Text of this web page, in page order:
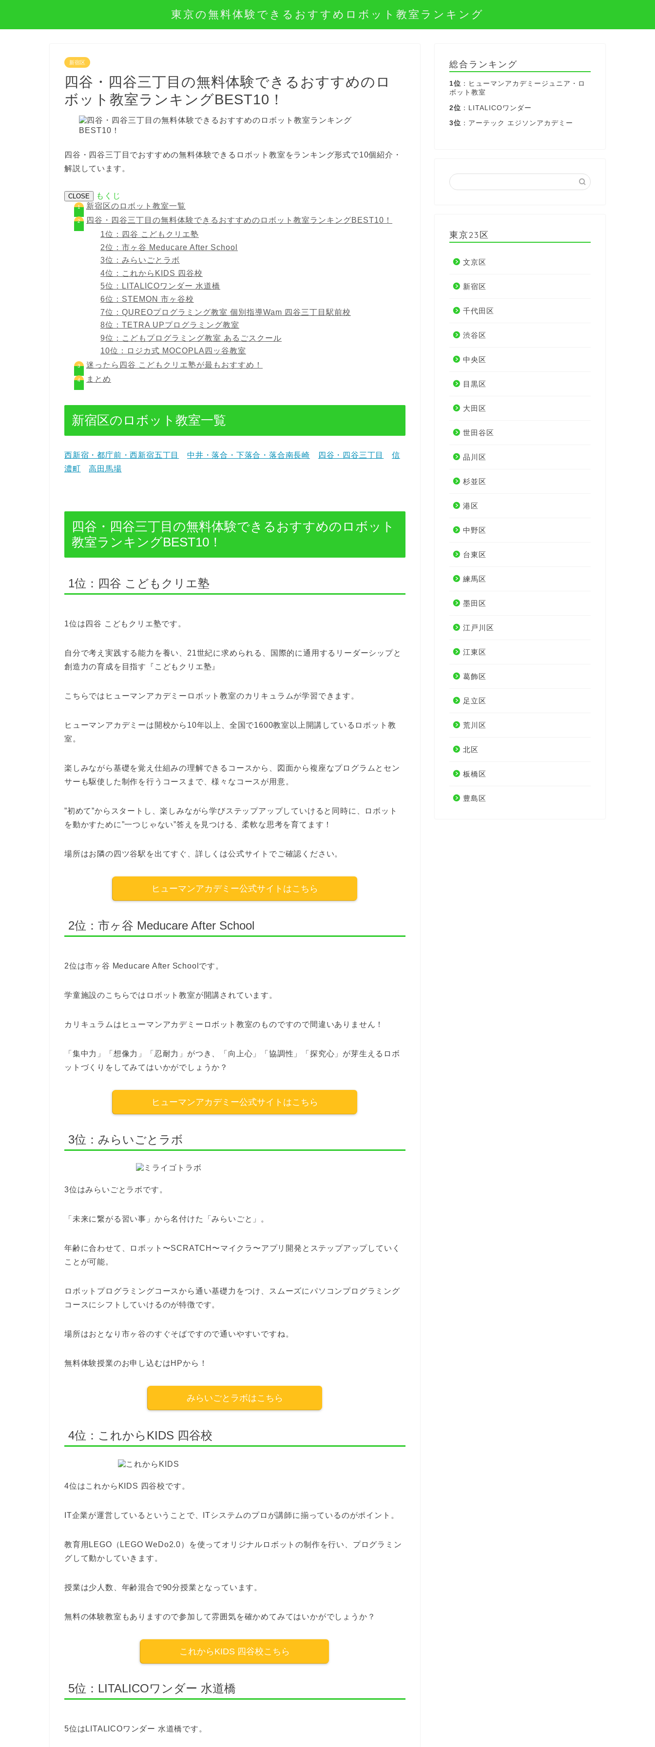
東京の無料体験できるおすすめロボット教室ランキング
新宿区
四谷・四谷三丁目の無料体験できるおすすめのロ
ボット教室ランキングBEST10！
四谷・四谷三丁目でおすすめの無料体験できるロボット教室をランキング形式で10個紹介・
解説しています。
CLOSE
もくじ
新宿区のロボット教室一覧
四谷・四谷三丁目の無料体験できるおすすめのロボット教室ランキングBEST10！
1位：四谷 こどもクリエ塾
2位：市ヶ谷 Meducare After School
3位：みらいごとラボ
4位：これからKIDS 四谷校
5位：LITALICOワンダー 水道橋
6位：STEMON 市ヶ谷校
7位：QUREOプログラミング教室 個別指導Wam 四谷三丁目駅前校
8位：TETRA UPプログラミング教室
9位：こどもプログラミング教室 あるごスクール
10位：ロジカ式 MOCOPLA四ッ谷教室
迷ったら四谷 こどもクリエ塾が最もおすすめ！
まとめ
新宿区のロボット教室一覧
西新宿・都庁前・西新宿五丁目 中井・落合・下落合・落合南長崎 四谷・四谷三丁目
信
濃町
高田馬場
四谷・四谷三丁目の無料体験できるおすすめのロボット
教室ランキングBEST10！
1位：四谷 こどもクリエ塾
1位は四谷 こどもクリエ塾です。
自分で考え実践する能力を養い、21世紀に求められる、国際的に通用するリーダーシップと
創造力の育成を目指す『こどもクリエ塾』
こちらではヒューマンアカデミーロボット教室のカリキュラムが学習できます。
ヒューマンアカデミーは開校から10年以上、全国で1600教室以上開講しているロボット教
室。
楽しみながら基礎を覚え仕組みの理解できるコースから、図面から複座なプログラムとセン
サーも駆使した制作を行うコースまで、様々なコースが用意。
”初めて”からスタートし、楽しみながら学びステップアップしていけると同時に、ロボット
を動かすために”一つじゃない”答えを見つける、柔軟な思考を育てます！
場所はお隣の四ツ谷駅を出てすぐ、詳しくは公式サイトでご確認ください。
ヒューマンアカデミー公式サイトはこちら
2位：市ヶ谷 Meducare After School
2位は市ヶ谷 Meducare After Schoolです。
学童施設のこちらではロボット教室が開講されています。
カリキュラムはヒューマンアカデミーロボット教室のものですので間違いありません！
「集中力」「想像力」「忍耐力」がつき、「向上心」「協調性」「探究心」が芽生えるロボ
ットづくりをしてみてはいかがでしょうか？
ヒューマンアカデミー公式サイトはこちら
3位：みらいごとラボ
3位はみらいごとラボです。
「未来に繋がる習い事」から名付けた「みらいごと」。
年齢に合わせて、ロボット〜SCRATCH〜マイクラ〜アプリ開発とステップアップしていく
ことが可能。
ロボットプログラミングコースから通い基礎力をつけ、スムーズにパソコンプログラミング
コースにシフトしていけるのが特徴です。
場所はおとなり市ヶ谷のすぐそばですので通いやすいですね。
無料体験授業のお申し込むはHPから！
みらいごとラボはこちら
4位：これからKIDS 四谷校
4位はこれからKIDS 四谷校です。
IT企業が運営しているということで、ITシステムのプロが講師に揃っているのがポイント。
教育用LEGO（LEGO WeDo2.0）を使ってオリジナルロボットの制作を行い、プログラミン
グして動かしていきます。
授業は少人数、年齢混合で90分授業となっています。
無料の体験教室もありますので参加して雰囲気を確かめてみてはいかがでしょうか？
これからKIDS 四谷校こちら
5位：LITALICOワンダー 水道橋
5位はLITALICOワンダー 水道橋です。
総合ランキング
1位 ：ヒューマンアカデミージュニア・ロ
ボット教室
2位 ：LITALICOワンダー
3位 ：アーテック エジソンアカデミー
東京23区
文京区
新宿区
千代田区
渋谷区
中央区
目黒区
大田区
世田谷区
品川区
杉並区
港区
中野区
台東区
練馬区
墨田区
江戸川区
江東区
葛飾区
足立区
荒川区
北区
板橋区
豊島区